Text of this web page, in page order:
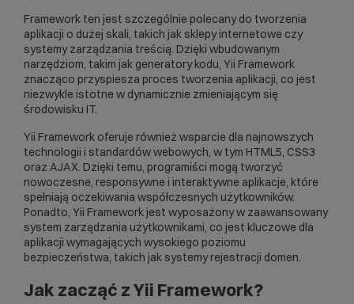
Framework ten jest szczególnie polecany do tworzenia
aplikacji o dużej skali, takich jaksklepy internetowe czy
systemy zarządzania treścią. Dzięki wbudowanym
narzędziom, takim jak generatory kodu, Yii Framework
znacząco przyspiesza proces tworzenia aplikacji, co jest
niezwykle istotne w dynamicznie zmieniającym się
środowisku IT.
Yii Framework oferuje również wsparcie dla najnowszych
technologii i standardów webowych, w tym HTML5, CSS3
oraz AJAX. Dzięki temu, programiści mogą tworzyć
nowoczesne, responsywne i interaktywne aplikacje, które
spełniają oczekiwania współczesnych użytkowników.
Ponadto, Yii Framework jest wyposażony w zaawansowany
system zarządzania użytkownikami, co jest kluczowe dla
aplikacji wymagających wysokiego poziomu
bezpieczeństwa, takich jak systemyrejestracji domen.
Jak zacząć z Yii Framework?